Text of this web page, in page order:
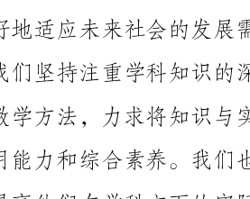
同时，我们也非常重视学生的品德教育和身心健康的培养。
通过举办各种活动、开展心理辅导等方式，我们努力营造积极健
生参与各种学科竞赛和活动，提高他们在学科方面的实际操作和